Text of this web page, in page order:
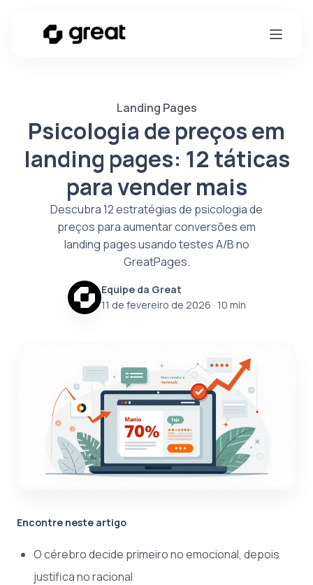
Landing Pages
Psicologia de preços em
landing pages: 12 táticas
para vender mais
Descubra 12 estratégias de psicologia de
preços para aumentar conversões em
landing pages usando testes A/B no
GreatPages.
Equipe da Great
11 de fevereiro de 2026 · 10 min
Encontre neste artigo
O cérebro decide primeiro no emocional, depois
justifica no racional